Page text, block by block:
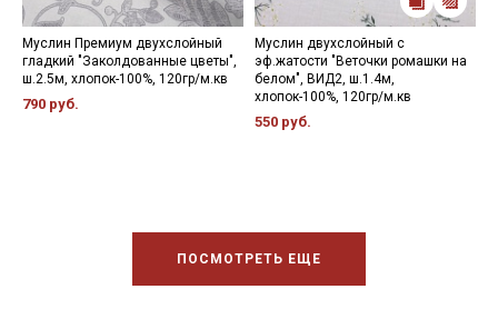
Муслин Премиум двухслойный
гладкий "Заколдованные цветы",
ш.2.5м, хлопок-100%, 120гр/м.кв
790 руб.
Муслин двухслойный с
эф.жатости "Веточки ромашки на
белом", ВИД2, ш.1.4м,
хлопок-100%, 120гр/м.кв
550 руб.
ПОСМОТРЕТЬ ЕЩЕ